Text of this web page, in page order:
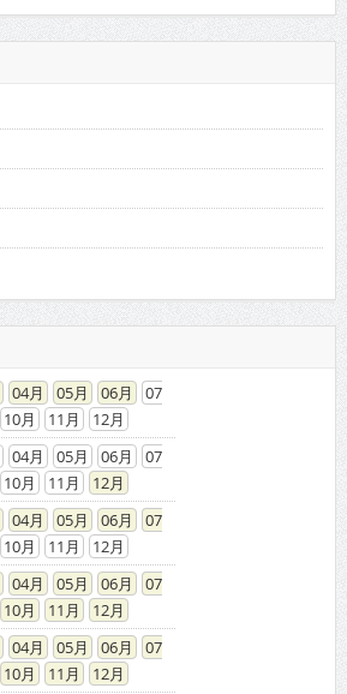
04 05 06
07
10 11
12
04 05 06
07
10 11
12
04 05 06
07
10 11
12
04 05 06
07
10 11
12
04 05 06
07
10 11
12